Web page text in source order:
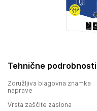
Tehnične podrobnosti
Združljiva blagovna znamka
naprave
Vrsta zaščite zaslona